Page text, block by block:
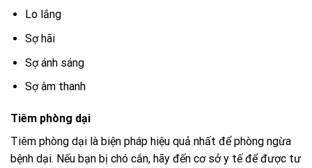
Lo lắng
Sợ hãi
Sợ ánh sáng
Sợ âm thanh
Tiêm phòng dại
Tiêm phòng dại là biện pháp hiệu quả nhất để phòng ngừa
bệnh dại. Nếu bạn bị chó cắn, hãy đến cơ sở y tế để được tư